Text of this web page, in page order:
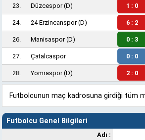
23. Düzcespor(D) 1 : 0
24. 24 Erzincanspor(D) 6 : 2
26. Manisaspor(D) 0 : 3
27. Çatalcaspor 0 : 0
28. Yomraspor(D) 2 : 0
Futbolcunun maç kadrosuna girdiği tüm
Futbolcu Genel Bilgileri
Adı :